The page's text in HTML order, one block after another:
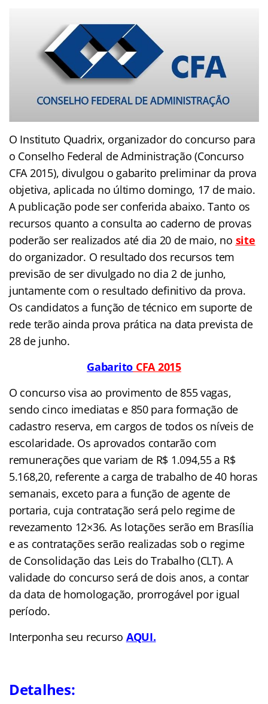
O Instituto Quadrix, organizador do concurso para
o Conselho Federal de Administração (Concurso
CFA 2015), divulgou o gabarito preliminar da prova
objetiva, aplicada no último domingo, 17 de maio.
A publicação pode ser conferida abaixo. Tanto os
recursos quanto a consulta ao caderno de provas
poderão ser realizados até dia 20 de maio, no site
do organizador. O resultado dos recursos tem
previsão de ser divulgado no dia 2 de junho,
juntamente com o resultado definitivo da prova.
Os candidatos a função de técnico em suporte de
rede terão ainda prova prática na data prevista de
28 de junho.
Gabarito CFA 2015
O concurso visa ao provimento de 855 vagas,
sendo cinco imediatas e 850 para formação de
cadastro reserva, em cargos de todos os níveis de
escolaridade. Os aprovados contarão com
remunerações que variam de R$ 1.094,55 a R$
5.168,20, referente a carga de trabalho de 40 horas
semanais, exceto para a função de agente de
portaria, cuja contratação será pelo regime de
revezamento 12×36. As lotações serão em Brasília
e as contratações serão realizadas sob o regime
de Consolidação das Leis do Trabalho (CLT). A
validade do concurso será de dois anos, a contar
da data de homologação, prorrogável por igual
período.
Interponha seu recurso AQUI.
Detalhes: